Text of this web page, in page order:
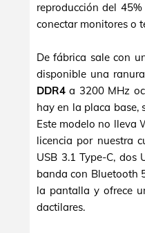
reproducción del
conectar monitores o
De fábrica sale con
disponible una
DDR4 a 3200 MHz
hay en la placa base,
Este modelo no lleva
licencia por nuestra
USB 3.1 Type-C,
banda con Bluetooth
la pantalla y ofrece
dactilares.